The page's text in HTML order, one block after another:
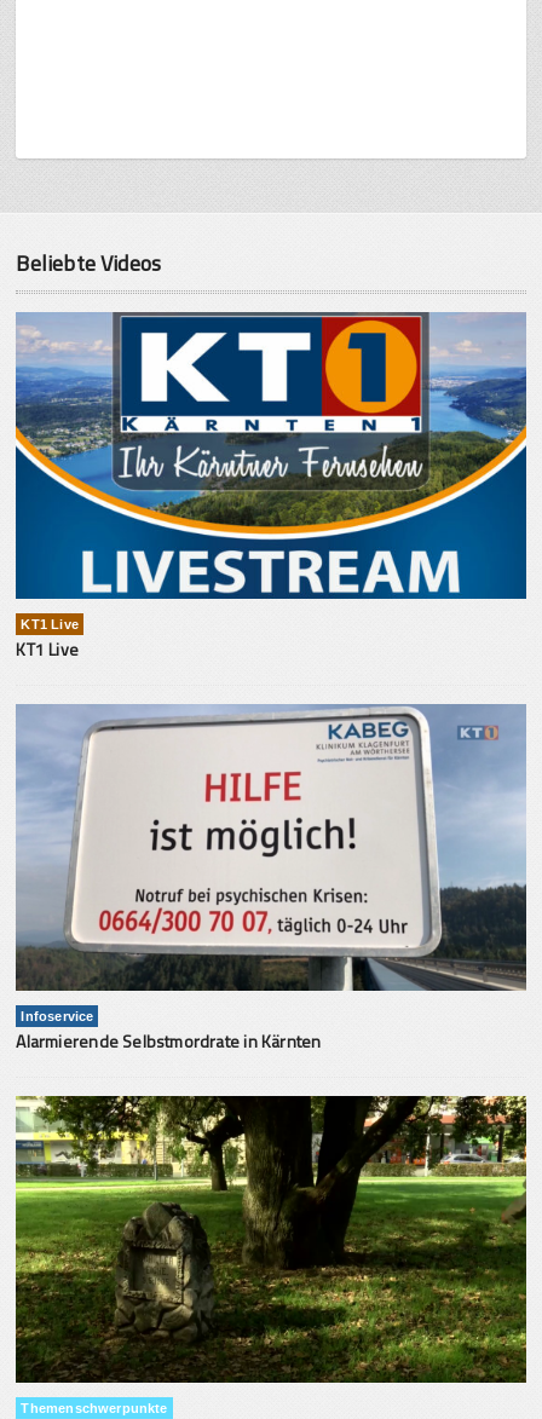
Beliebte Videos
KT1 Live
KT1 Live
Infoservice
Alarmierende Selbstmordrate in Kärnten
Themenschwerpunkte